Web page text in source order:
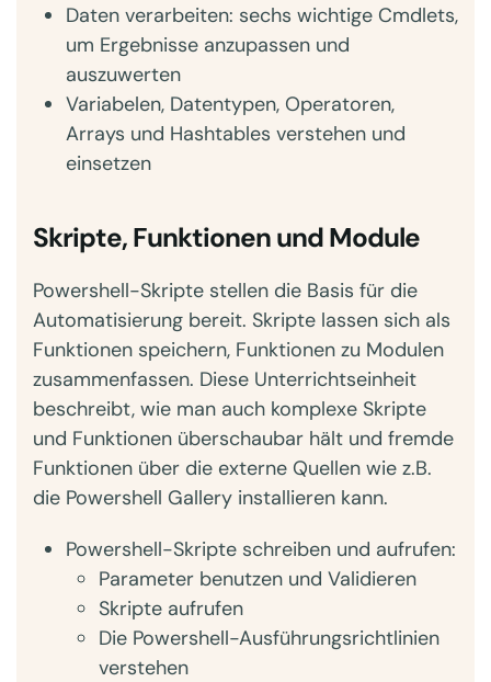
Daten verarbeiten: sechs wichtige Cmdlets,
um Ergebnisse anzupassen und
auszuwerten
Variabelen, Datentypen, Operatoren,
Arrays und Hashtables verstehen und
einsetzen
Skripte, Funktionen und Module
Powershell-Skripte stellen die Basis für die
Automatisierung bereit. Skripte lassen sich als
Funktionen speichern, Funktionen zu Modulen
zusammenfassen. Diese Unterrichtseinheit
beschreibt, wie man auch komplexe Skripte
und Funktionen überschaubar hält und fremde
Funktionen über die externe Quellen wie z.B.
die Powershell Gallery installieren kann.
Powershell-Skripte schreiben und aufrufen:
Parameter benutzen und Validieren
Skripte aufrufen
Die Powershell-Ausführungsrichtlinien
verstehen